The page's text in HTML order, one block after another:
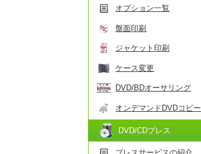
オプション一覧
盤面印刷
ジャケット印刷
ケース変更
DVD/BDオーサリング
オンデマンドDVDコピー
DVD/CDプレス